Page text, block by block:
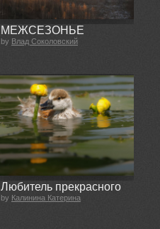
МЕЖСЕЗОНЬЕ
by Влад Соколовский
Любитель прекрасного
by Калинина Катерина